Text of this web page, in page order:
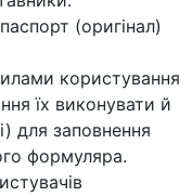
(оригінал)
користування
їх виконувати й
для заповнення
формуляра.